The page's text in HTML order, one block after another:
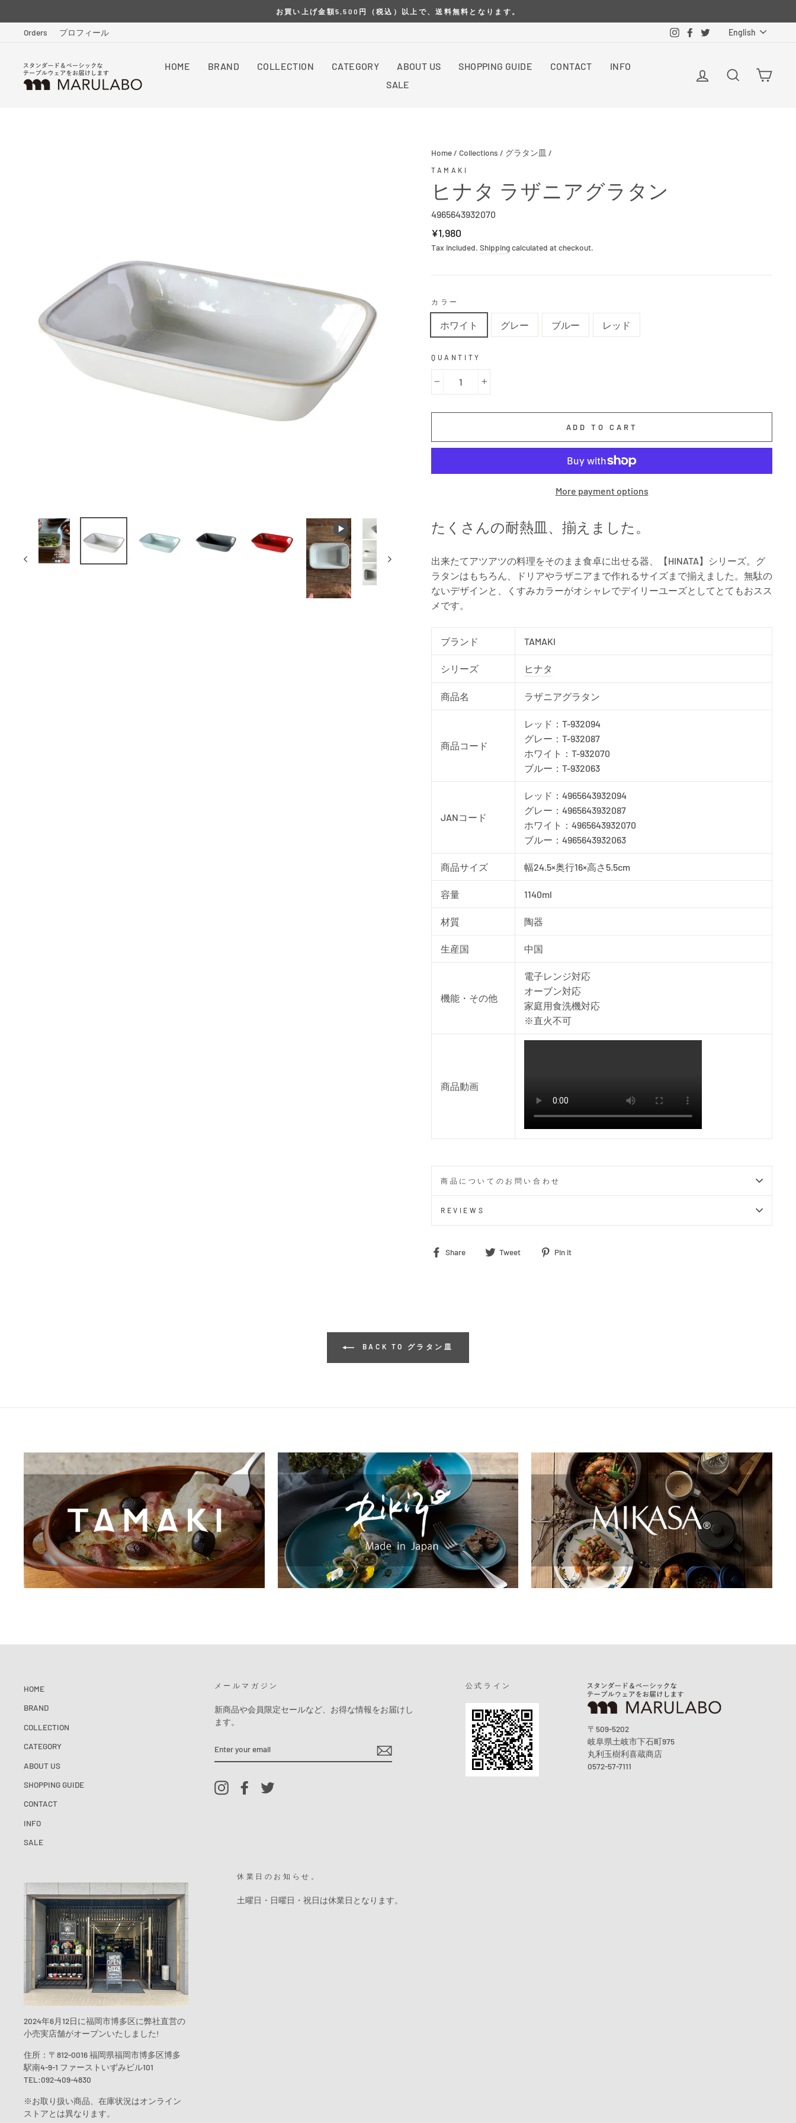
to
content
お買い上げ金額5,500円（税込）以上で、送料無料となります。
Orders プロフィール InstagramFacebook
TwitterEnglish
HOME BRAND COLLECTION CATEGORY ABOUT US SHOPPING GUIDE CONTACT
INFO
SALE
Log in Search
Home/ Collections / グラタン皿 /
TAMAKI
ヒナタ ラザニアグラタン
4965643932070
Regular
price
¥1,980
Tax included. Shippingcalculated at checkout.
カラー
ホワイト グレー ブルー レッド
QUANTITY
ADD TO CART
More payment options
たくさんの耐熱皿、揃えました。
出来たてアツアツの料理をそのまま食卓に出せる器、【HINATA】シリーズ。グ
ラタンはもちろん、ドリアやラザニアまで作れるサイズまで揃えました。無駄の
ないデザインと、くすみカラーがオシャレでデイリーユーズとしてとてもおスス
メです。
ブランド TAMAKI
シリーズ ヒナタ
商品名 ラザニアグラタン
商品コード
レッド：T-932094
グレー：T-932087
ホワイト：T-932070
ブルー：T-932063
JANコード
レッド：4965643932094
グレー：4965643932087
ホワイト：4965643932070
ブルー：4965643932063
商品サイズ 幅24.5×奥行16×高さ5.5cm
容量 1140ml
材質 陶器
生産国 中国
機能・その他
電子レンジ対応
オーブン対応
家庭用食洗機対応
※直火不可
商品動画
商品についてのお問い合わせ
REVIEWS
Share
Share Tweet
TweetPin it
BACK TO グラタン皿
HOME
BRAND
COLLECTION
CATEGORY
ABOUT US
SHOPPING GUIDE
CONTACT
INFO
SALE
メールマガジン
新商品や会員限定セールなど、お得な情報をお届けし
ます。
YOUR
EMAIL
InstagramFacebook
公式ライン
〒509-5202
岐阜県土岐市下石町975
丸利玉樹利喜蔵商店
0572-57-7111
2024年6月12日に福岡市博多区に弊社直営の
小売実店舗がオープンいたしました!
住所：〒812-0016 福岡県福岡市博多区博多
駅南4-9-1 ファーストいずみビル101
TEL:092-409-4830
※お取り扱い商品、在庫状況はオンライン
ストアとは異なります。
休業日のお知らせ。
土曜日・日曜日・祝日は休業日となります。